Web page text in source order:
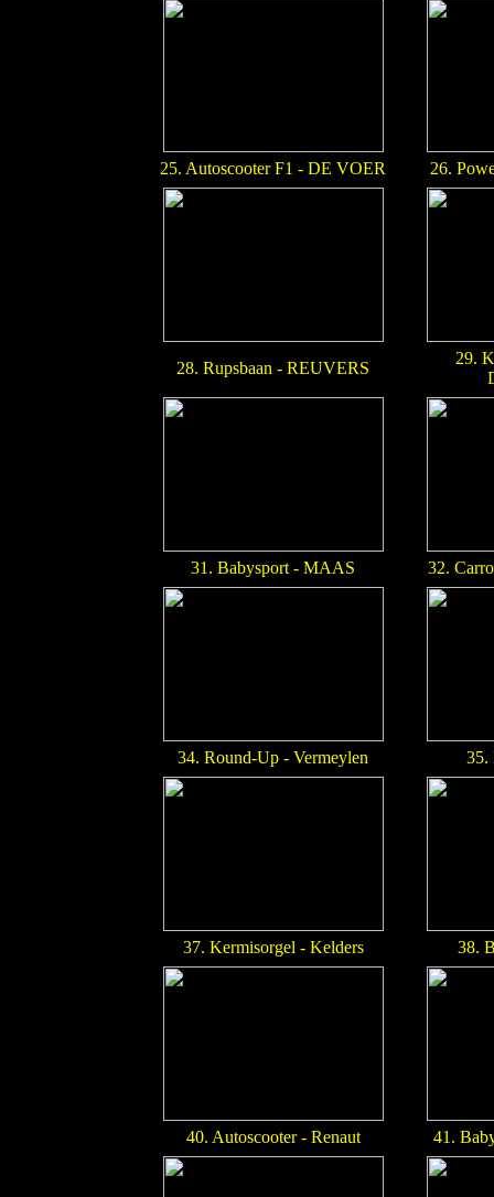
25. Autoscooter F1 - DE VOER 26.
28. Rupsbaan - REUVERS
29.
31. Babysport - MAAS 32.
34. Round-Up - Vermeylen 35.
37. Kermisorgel - Kelders 38.
40. Autoscooter - Renaut 41.